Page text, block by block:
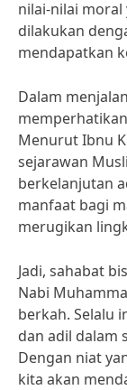
nilai-nilai moral
dilakukan
mendapatkan
Dalam
Menurut Ibnu
sejarawan
berkelanjutan
manfaat bagi
merugikan
Jadi, sahabat
Nabi
berkah. Selalu
dan adil dalam
Dengan niat
kita akan